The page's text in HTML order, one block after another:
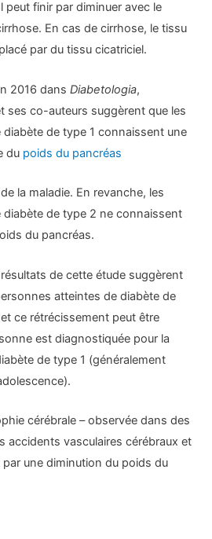
peut finir par diminuer avec le
En cas de cirrhose, le tissu
par du tissu cicatriciel.
2016 dansDiabetologia,
ses co-auteurs suggèrent que les
de type 1 connaissent une
du poids du pancréas
la maladie. En revanche, les
de type 2 ne connaissent
du pancréas.
résultats de cette étude suggèrent
atteintes de diabète de
ce rétrécissement peut être
est diagnostiquée pour la
de type 1 (généralement
cérébrale – observée dans des
accidents vasculaires cérébraux et
par une diminution du poids du